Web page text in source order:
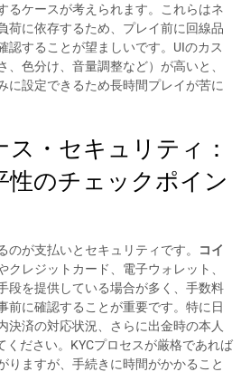
るケースが考えられます。これらはネ
荷に依存するため、プレイ前に回線品
認することが望ましいです。UIのカス
、色分け、音量調整など）が高いと、
に設定できるため長時間プレイが苦に
ス・セキュリティ：
性のチェックポイン
が支払いとセキュリティです。
コイ
クレジットカード、電子ウォレット、
段を提供している場合が多く、手数料
前に確認することが重要です。特に日
決済の対応状況、さらに出金時の本人
ください。KYCプロセスが厳格であれば
りますが、手続きに時間がかかること